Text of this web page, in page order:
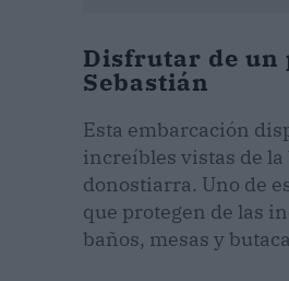
Disfrutar de un
Sebastián
Esta embarcación
increíbles vistas de la
donostiarra. Uno de
que protegen de las
baños, mesas y